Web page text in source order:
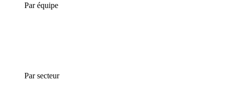
Par équipe
Par secteur